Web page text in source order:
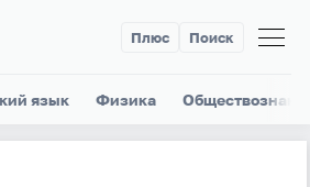
Плюс Поиск
язык Физика